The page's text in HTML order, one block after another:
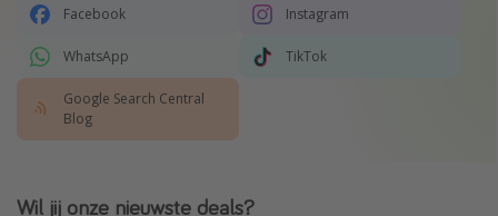
Facebook Instagram
WhatsApp TikTok
Google Search Central
Blog
Wil jij onze nieuwste deals?